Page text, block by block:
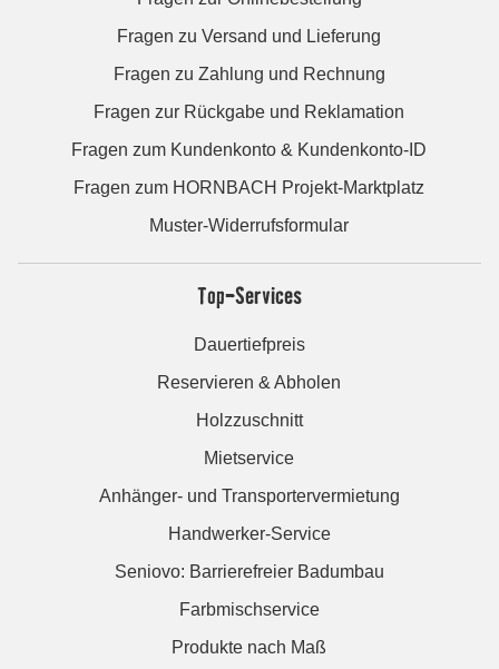
Fragen zu Versand und Lieferung
Fragen zu Zahlung und Rechnung
Fragen zur Rückgabe und Reklamation
Fragen zum Kundenkonto & Kundenkonto-ID
Fragen zum HORNBACH Projekt-Marktplatz
Muster-Widerrufsformular
Top-Services
Dauertiefpreis
Reservieren & Abholen
Holzzuschnitt
Mietservice
Anhänger- und Transportervermietung
Handwerker-Service
Seniovo: Barrierefreier Badumbau
Farbmischservice
Produkte nach Maß